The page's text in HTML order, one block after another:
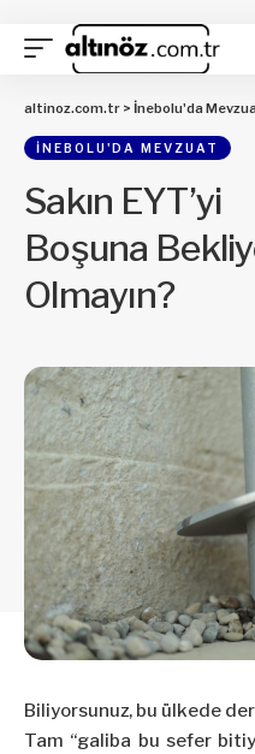
altinoz.com.tr > İnebolu'da
İNEBOLU'DA MEVZUAT
Sakın EYT’yi
Boşuna
Olmayın?
Biliyorsunuz, bu ülkede
Tam “galiba bu sefer